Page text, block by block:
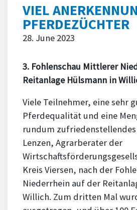
VIEL
PFERDEZÜCHTER
28. June 2023
3. Fohlenschau Mittlerer
Reitanlage Hülsmann in
Viele Teilnehmer, eine sehr
Pferdequalität und eine
rundum zufriedenstellendes
Lenzen, Agrarberater der
Kreis Viersen, nach der
Niederrhein auf der
Willich. Zum dritten Mal